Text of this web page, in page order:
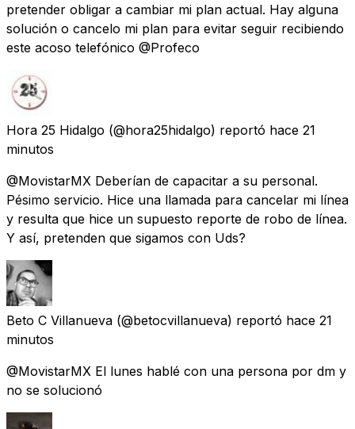
pretender obligar a cambiar mi plan actual. Hay alguna
solución o cancelo mi plan para evitar seguir recibiendo
este acoso telefónico @Profeco
Hora 25 Hidalgo (@hora25hidalgo) reportó hace 21
minutos
@MovistarMX Deberían de capacitar a su personal.
Pésimo servicio. Hice una llamada para cancelar mi línea
y resulta que hice un supuesto reporte de robo de línea.
Y así, pretenden que sigamos con Uds?
Beto C Villanueva (@betocvillanueva) reportó hace 21
minutos
@MovistarMX El lunes hablé con una persona por dm y
no se solucionó